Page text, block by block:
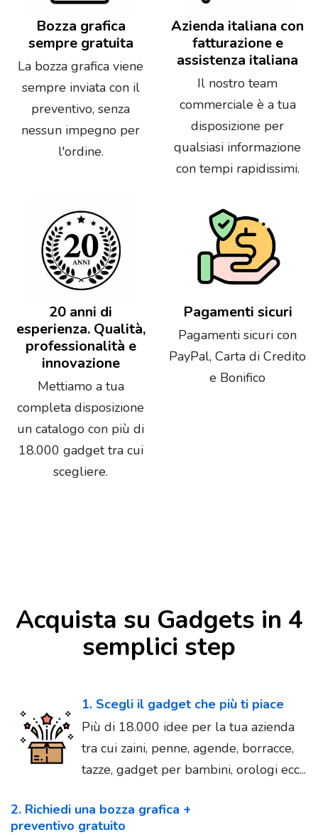
Bozza grafica
sempre gratuita
La bozza grafica viene
sempre inviata con il
preventivo, senza
nessun impegno per
l'ordine.
Azienda italiana con
fatturazione e
assistenza italiana
Il nostro team
commerciale è a tua
disposizione per
qualsiasi informazione
con tempi rapidissimi.
20 anni di
esperienza. Qualità,
professionalità e
innovazione
Mettiamo a tua
completa disposizione
un catalogo con più di
18.000 gadget tra cui
scegliere.
Pagamenti sicuri
Pagamenti sicuri con
PayPal, Carta di Credito
e Bonifico
Acquista su Gadgets in 4
semplici step
1. Scegli il gadget che più ti piace
Più di 18.000 idee per la tua azienda
tra cui zaini, penne, agende, borracce,
tazze, gadget per bambini, orologi ecc...
2. Richiedi una bozza grafica +
preventivo gratuito